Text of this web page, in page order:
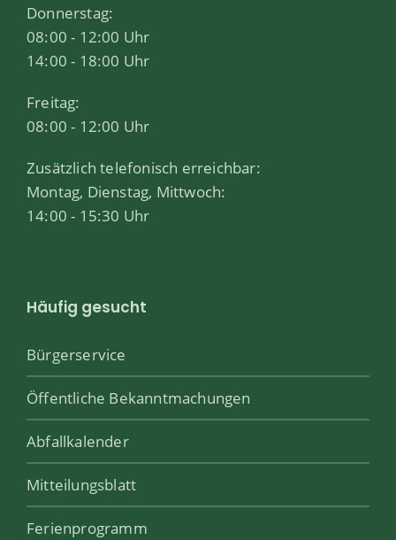
Donnerstag:
08:00 - 12:00 Uhr
14:00 - 18:00 Uhr
Freitag:
08:00 - 12:00 Uhr
Zusätzlich telefonisch erreichbar:
Montag, Dienstag, Mittwoch:
14:00 - 15:30 Uhr
Häufig gesucht
Bürgerservice
Öffentliche Bekanntmachungen
Abfallkalender
Mitteilungsblatt
Ferienprogramm